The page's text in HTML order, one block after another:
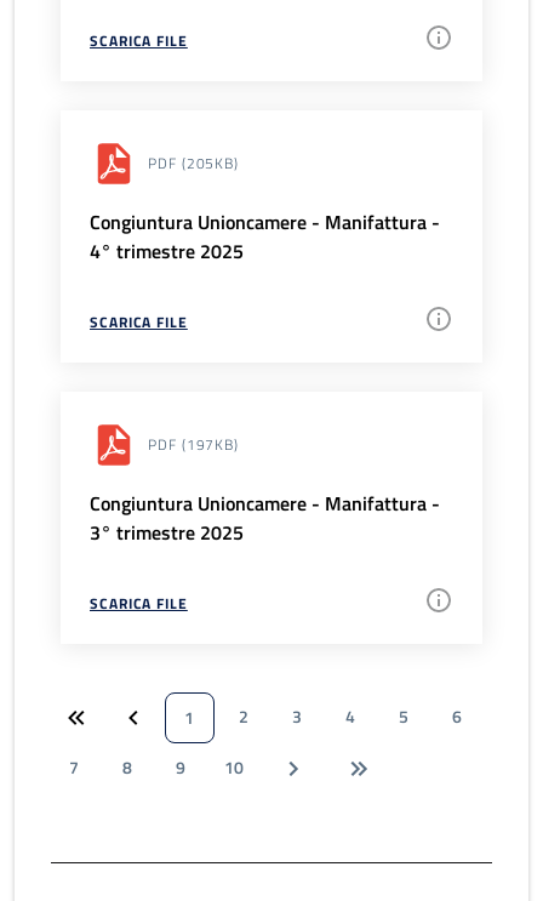
SCARICA FILE
PDF (205KB)
Congiuntura Unioncamere - Manifattura -
4° trimestre 2025
SCARICA FILE
PDF (197KB)
Congiuntura Unioncamere - Manifattura -
3° trimestre 2025
SCARICA FILE
1 2 3 4 5
6
7
8 9 10